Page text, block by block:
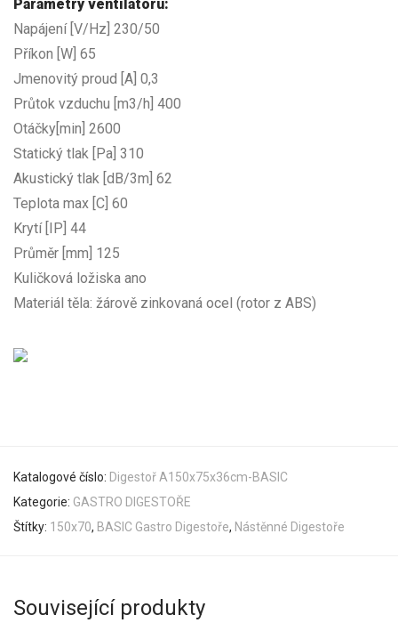
Parametry ventilátoru:
Napájení [V/Hz] 230/50
Příkon [W] 65
Jmenovitý proud [A] 0,3
Průtok vzduchu [m3/h] 400
Otáčky[min] 2600
Statický tlak [Pa] 310
Akustický tlak [dB/3m] 62
Teplota max [C] 60
Krytí [IP] 44
Průměr [mm] 125
Kuličková ložiska ano
Materiál těla: žárově zinkovaná ocel (rotor z ABS)
Katalogové číslo: Digestoř A150x75x36cm-BASIC
Kategorie: GASTRO DIGESTOŘE
Štítky: 150x70, BASIC Gastro Digestoře, Nástěnné Digestoře
Související produkty